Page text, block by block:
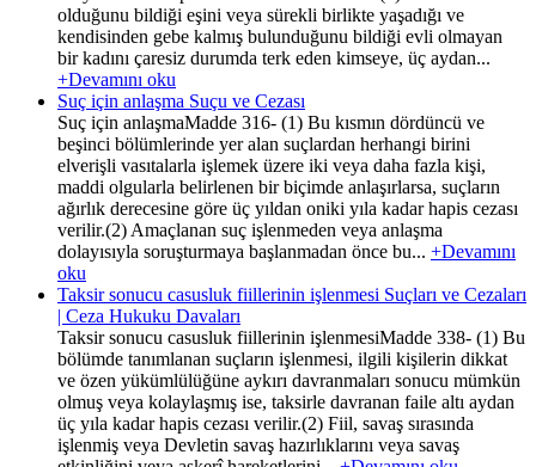
olduğunu bildiği eşini veya sürekli birlikte yaşadığı ve
kendisinden gebe kalmış bulunduğunu bildiği evli olmayan
bir kadını çaresiz durumda terk eden kimseye, üç aydan...
+Devamını oku
Suç için anlaşma Suçu ve Cezası
Suç için anlaşmaMadde 316- (1) Bu kısmın dördüncü ve
beşinci bölümlerinde yer alan suçlardan herhangi birini
elverişli vasıtalarla işlemek üzere iki veya daha fazla kişi,
maddi olgularla belirlenen bir biçimde anlaşırlarsa, suçların
ağırlık derecesine göre üç yıldan oniki yıla kadar hapis cezası
verilir.(2) Amaçlanan suç işlenmeden veya anlaşma
dolayısıyla soruşturmaya başlanmadan önce bu... +Devamını
oku
Taksir sonucu casusluk fiillerinin işlenmesi Suçları ve Cezaları
| Ceza Hukuku Davaları
Taksir sonucu casusluk fiillerinin işlenmesiMadde 338- (1) Bu
bölümde tanımlanan suçların işlenmesi, ilgili kişilerin dikkat
ve özen yükümlülüğüne aykırı davranmaları sonucu mümkün
olmuş veya kolaylaşmış ise, taksirle davranan faile altı aydan
üç yıla kadar hapis cezası verilir.(2) Fiil, savaş sırasında
işlenmiş veya Devletin savaş hazırlıklarını veya savaş